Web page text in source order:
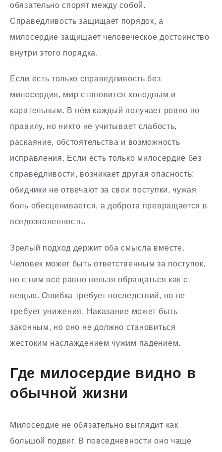
обязательно спорят между собой.
Справедливость защищает порядок, а
милосердие защищает человеческое достоинство
внутри этого порядка.
Если есть только справедливость без
милосердия, мир становится холодным и
карательным. В нём каждый получает ровно по
правилу, но никто не учитывает слабость,
раскаяние, обстоятельства и возможность
исправления. Если есть только милосердие без
справедливости, возникает другая опасность:
обидчики не отвечают за свои поступки, чужая
боль обесценивается, а доброта превращается в
вседозволенность.
Зрелый подход держит оба смысла вместе.
Человек может быть ответственным за поступок,
но с ним всё равно нельзя обращаться как с
вещью. Ошибка требует последствий, но не
требует унижения. Наказание может быть
законным, но оно не должно становиться
жестоким наслаждением чужим падением.
Где милосердие видно в
обычной жизни
Милосердие не обязательно выглядит как
большой подвиг. В повседневности оно чаще